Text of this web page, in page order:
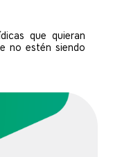
que quieran
no estén siendo